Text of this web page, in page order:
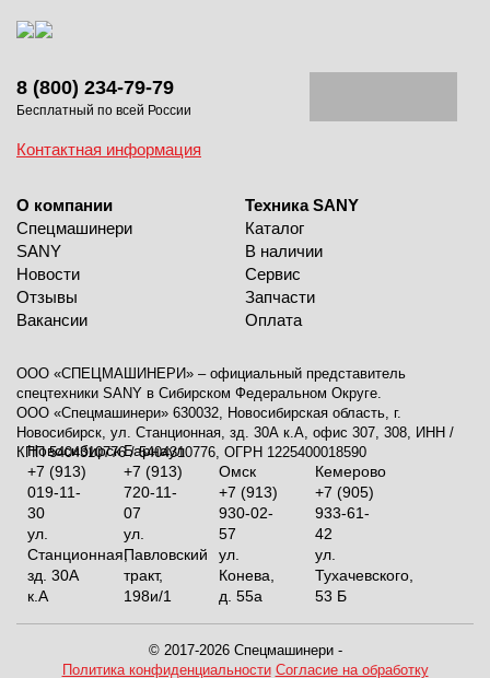
О компании
Спецмашинери
SANY
Новости
Отзывы
Вакансии
Техника SANY
Каталог
В наличии
Сервис
Запчасти
Оплата
8 (800) 234-79-79
Бесплатный по всей России
Контактная информация
ООО «СПЕЦМАШИНЕРИ» – официальный представитель
спецтехники SANY в Сибирском Федеральном Округе.
ООО «Спецмашинери» 630032, Новосибирская область, г.
Новосибирск, ул. Станционная, зд. 30А к.А, офис 307, 308, ИНН /
КПП 5404310776 / 5404310776, ОГРН 1225400018590
Новосибирск
+7 (913)
019-11-
30
ул.
Станционная,
зд. 30А
к.А
Барнаул
+7 (913)
720-11-
07
ул.
Павловский
тракт,
198и/1
Омск
+7 (913)
930-02-
57
ул.
Конева,
д. 55а
Кемерово
+7 (905)
933-61-
42
ул.
Тухачевского,
53 Б
© 2017-2026 Спецмашинери -
Политика конфиденциальности Согласие на обработку